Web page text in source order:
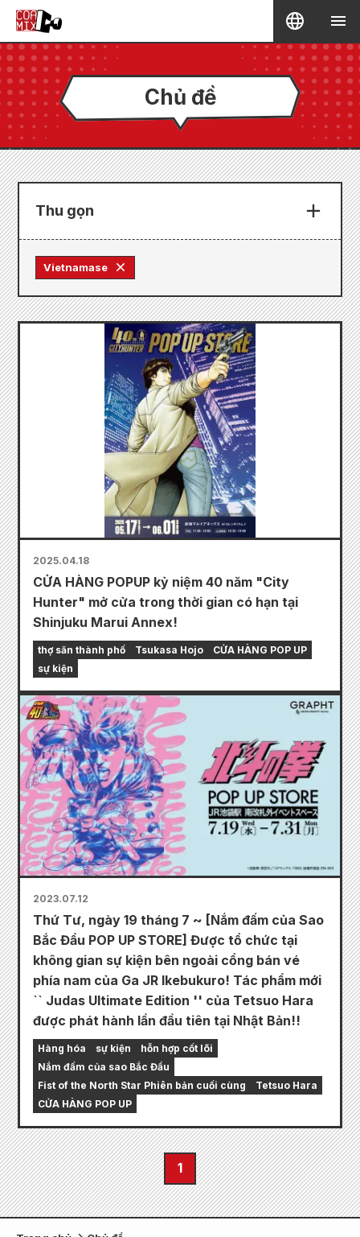
Chủ đề
Thu gọn
Vietnamase
2025.04.18
CỬA HÀNG POPUP kỷ niệm 40 năm "City
Hunter" mở cửa trong thời gian có hạn tại
Shinjuku Marui Annex!
thợ săn thành phố Tsukasa Hojo
CỬA HÀNG POP UP
sự kiện
2023.07.12
Thứ Tư, ngày 19 tháng 7 ~ [Nắm đấm của Sao
Bắc Đẩu POP UP STORE] Được tổ chức tại
không gian sự kiện bên ngoài cổng bán vé
phía nam của Ga JR Ikebukuro! Tác phẩm mới
`` Judas Ultimate Edition '' của Tetsuo Hara
được phát hành lần đầu tiên tại Nhật Bản!!
Hàng hóa sự kiện
hỗn hợp cốt lõi
Nắm đấm của sao Bắc Đẩu
Fist of the North Star Phiên bản cuối cùng
Tetsuo Hara
CỬA HÀNG POP UP
1